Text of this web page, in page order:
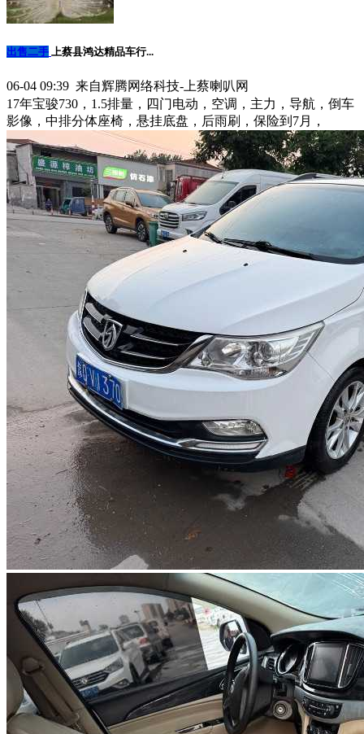
出售二手 上蔡县鸿达精品车行...
06-04 09:39 来自辉腾网络科技-上蔡喇叭网
17年宝骏730，1.5排量，四门电动，空调，主力，导航，倒车
影像，中排分体座椅，悬挂底盘，后雨刷，保险到7月，